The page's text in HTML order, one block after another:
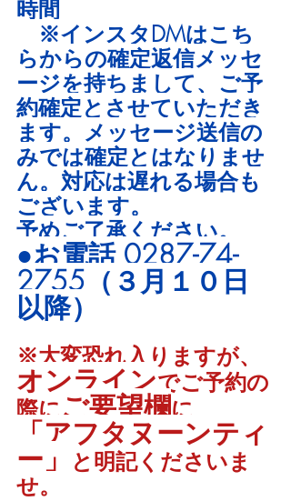
時間
※インスタDMはこち
らからの確定返信メッセ
ージを持ちまして、ご予
約確定とさせていただき
ます。メッセージ送信の
みでは確定とはなりませ
ん。対応は遅れる場合も
ございます。
予めご了承ください。
●お電話 0287-74-
2755（３月１０日
以降）
※大変恐れ入りますが、
オンラインでご予約の
際にご要望欄に
「アフタヌーンティ
ー」
と明記くださいま
せ。